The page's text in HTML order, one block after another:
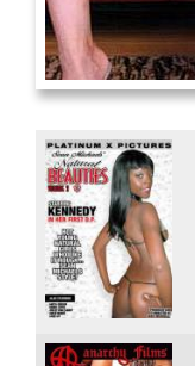
Internal Explosionen